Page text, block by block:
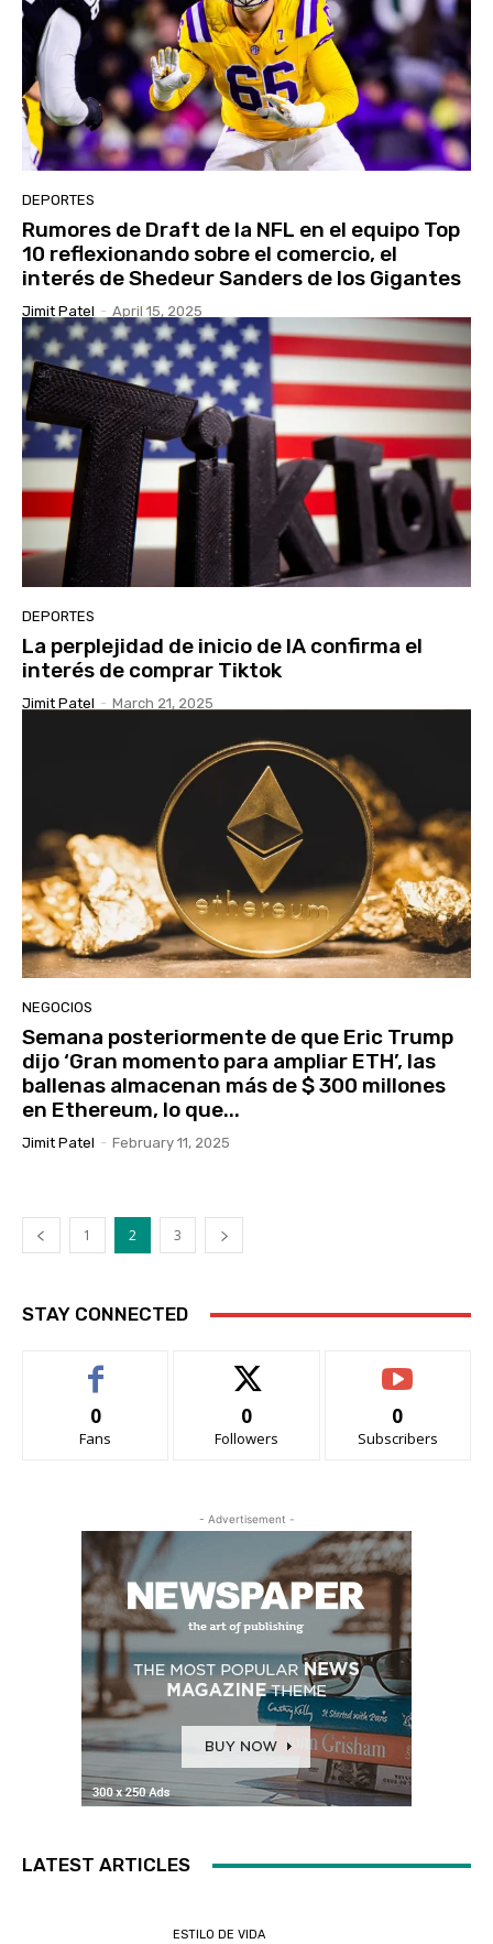
DEPORTES
Rumores de Draft de la NFL en el equipo Top
10 reflexionando sobre el comercio, el
interés de Shedeur Sanders de los Gigantes
Jimit Patel - April 15, 2025
DEPORTES
La perplejidad de inicio de IA confirma el
interés de comprar Tiktok
Jimit Patel - March 21, 2025
NEGOCIOS
Semana posteriormente de que Eric Trump
dijo ‘Gran momento para ampliar ETH’, las
ballenas almacenan más de $ 300 millones
en Ethereum, lo que...
Jimit Patel - February 11, 2025
1 2 3
STAY CONNECTED
0
Fans
0
Followers
0
Subscribers
- Advertisement -
LATEST ARTICLES
ESTILO DE VIDA